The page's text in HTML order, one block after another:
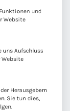
der
sowie
werden in
von der
die
*
und
Website
Aufschluss
Website
Herausgebern
Sie tun dies,